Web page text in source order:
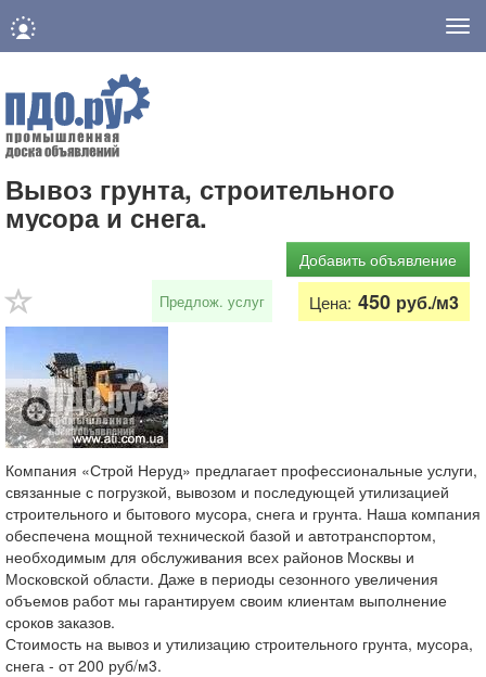
Вывоз грунта, строительного
мусора и снега.
Добавить объявление
Предлож. услуг Цена: 450 руб./м3
Компания «Строй Неруд» предлагает профессиональные услуги,
связанные с погрузкой, вывозом и последующей утилизацией
строительного и бытового мусора, снега и грунта. Наша компания
обеспечена мощной технической базой и автотранспортом,
необходимым для обслуживания всех районов Москвы и
Московской области. Даже в периоды сезонного увеличения
объемов работ мы гарантируем своим клиентам выполнение
сроков заказов.
Стоимость на вывоз и утилизацию строительного грунта, мусора,
снега - от 200 руб/м3.